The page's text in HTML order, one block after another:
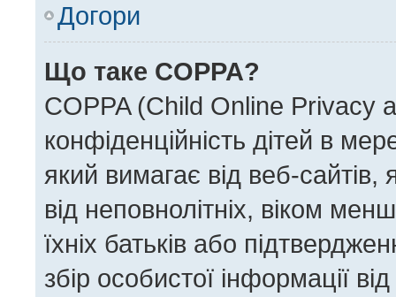
Догори
Що таке COPPA?
COPPA (Child Online Privacy
конфіденційність дітей в
який вимагає від веб-
від неповнолітніх, віком
їхніх батьків або
збір особистої інформації